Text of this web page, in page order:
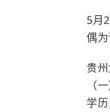
5月
偶
贵
（
学